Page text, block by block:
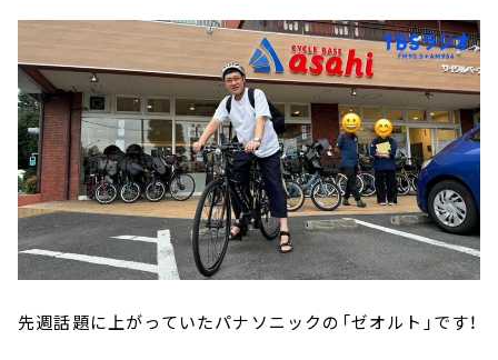
先週話題に上がっていたパナソニックの「ゼオルト」です！